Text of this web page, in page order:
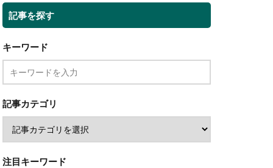
記事を探す
キーワード
記事カテゴリ
注目キーワード